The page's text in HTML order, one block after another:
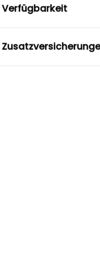
Verfügbarkeit